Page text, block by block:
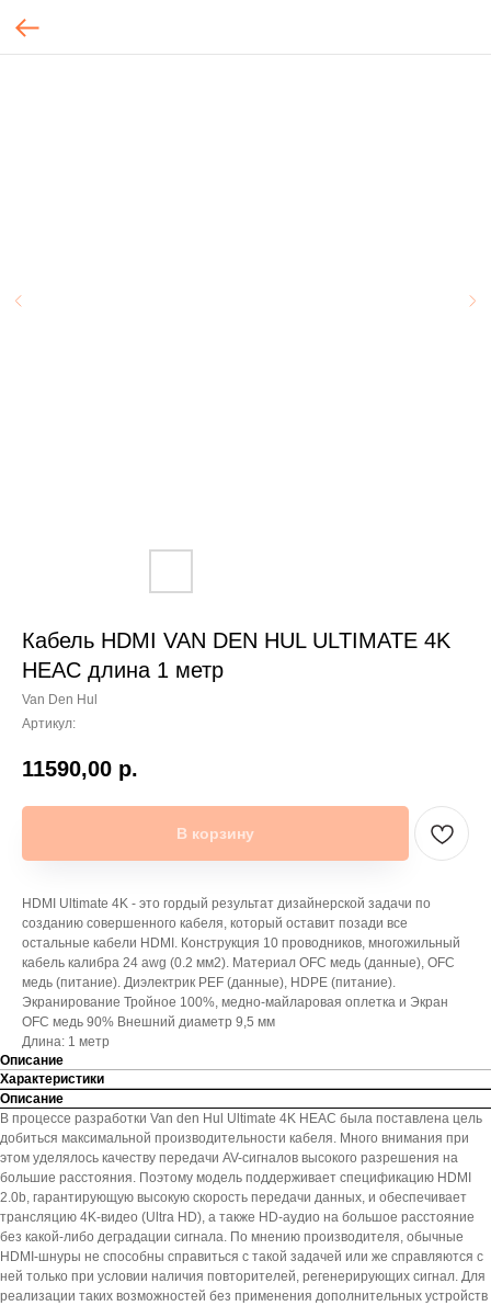
Кабель HDMI VAN DEN HUL ULTIMATE 4K
HEAC длина 1 метр
Van Den Hul
Артикул:
11590,00 р.
В корзину
HDMI Ultimate 4K - это гордый результат дизайнерской задачи по
созданию совершенного кабеля, который оставит позади все
остальные кабели HDMI. Конструкция 10 проводников, многожильный
кабель калибра 24 awg (0.2 мм2). Материал OFC медь (данные), OFC
медь (питание). Диэлектрик PEF (данные), HDPE (питание).
Экранирование Тройное 100%, медно-майларовая оплетка и Экран
OFC медь 90% Внешний диаметр 9,5 мм
Длина: 1 метр
Описание
Характеристики
Описание
В процессе разработки Van den Hul Ultimate 4K HEAC была поставлена цель
добиться максимальной производительности кабеля. Много внимания при
этом уделялось качеству передачи AV-сигналов высокого разрешения на
большие расстояния. Поэтому модель поддерживает спецификацию HDMI
2.0b, гарантирующую высокую скорость передачи данных, и обеспечивает
трансляцию 4K-видео (Ultra HD), а также HD-аудио на большое расстояние
без какой-либо деградации сигнала. По мнению производителя, обычные
HDMI-шнуры не способны справиться с такой задачей или же справляются с
ней только при условии наличия повторителей, регенерирующих сигнал. Для
реализации таких возможностей без применения дополнительных устройств